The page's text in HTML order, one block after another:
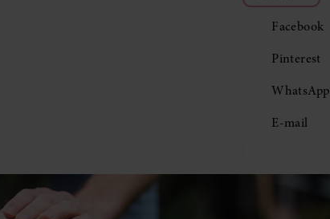
Facebook
Pinterest
WhatsApp
E-mail